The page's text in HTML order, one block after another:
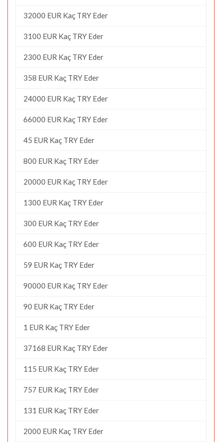
32000 EUR Kaç TRY Eder
3100 EUR Kaç TRY Eder
2300 EUR Kaç TRY Eder
358 EUR Kaç TRY Eder
24000 EUR Kaç TRY Eder
66000 EUR Kaç TRY Eder
45 EUR Kaç TRY Eder
800 EUR Kaç TRY Eder
20000 EUR Kaç TRY Eder
1300 EUR Kaç TRY Eder
300 EUR Kaç TRY Eder
600 EUR Kaç TRY Eder
59 EUR Kaç TRY Eder
90000 EUR Kaç TRY Eder
90 EUR Kaç TRY Eder
1 EUR Kaç TRY Eder
37168 EUR Kaç TRY Eder
115 EUR Kaç TRY Eder
757 EUR Kaç TRY Eder
131 EUR Kaç TRY Eder
2000 EUR Kaç TRY Eder